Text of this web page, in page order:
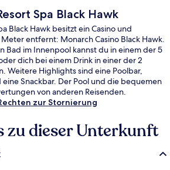
Spa Black Hawk
Black Hawk besitzt ein Casino und
entfernt: Monarch Casino Black Hawk.
Bad im Innenpool kannst du in einem der 5
dich bei einem Drink in einer der 2
Weitere Highlights sind eine Poolbar,
Snackbar. Der Pool und die bequemen
von anderen Reisenden.
zur Stornierung
zu dieser Unterkunft